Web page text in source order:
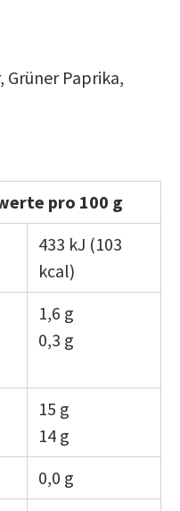
Grüner Paprika,
pro 100 g
433 kJ (103
kcal)
1,6 g
0,3 g
15 g
14 g
0,0 g